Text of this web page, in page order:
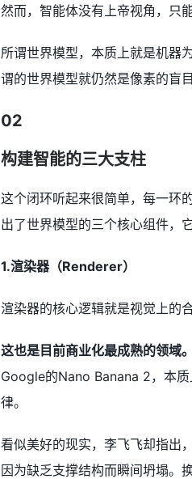
然而，智能体没有上帝视角，只
所谓世界模型，本质上就是机器
谓的世界模型就仍然是像素的盲目
02
构建智能的三大支柱
这个闭环听起来很简单，每一环
出了世界模型的三个核心组件，
1.渲染器（Renderer）
渲染器的核心逻辑就是视觉上的
这也是目前商业化最成熟的领域。
Google的Nano Banana 2，本
律。
看似美好的现实，李飞飞却指出
因为缺乏支撑结构而瞬间坍塌。